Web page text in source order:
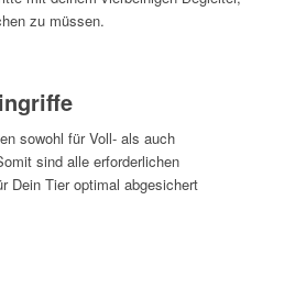
zu müssen.
sowohl für Voll- als auch
sind alle erforderlichen
Dein Tier optimal abgesichert